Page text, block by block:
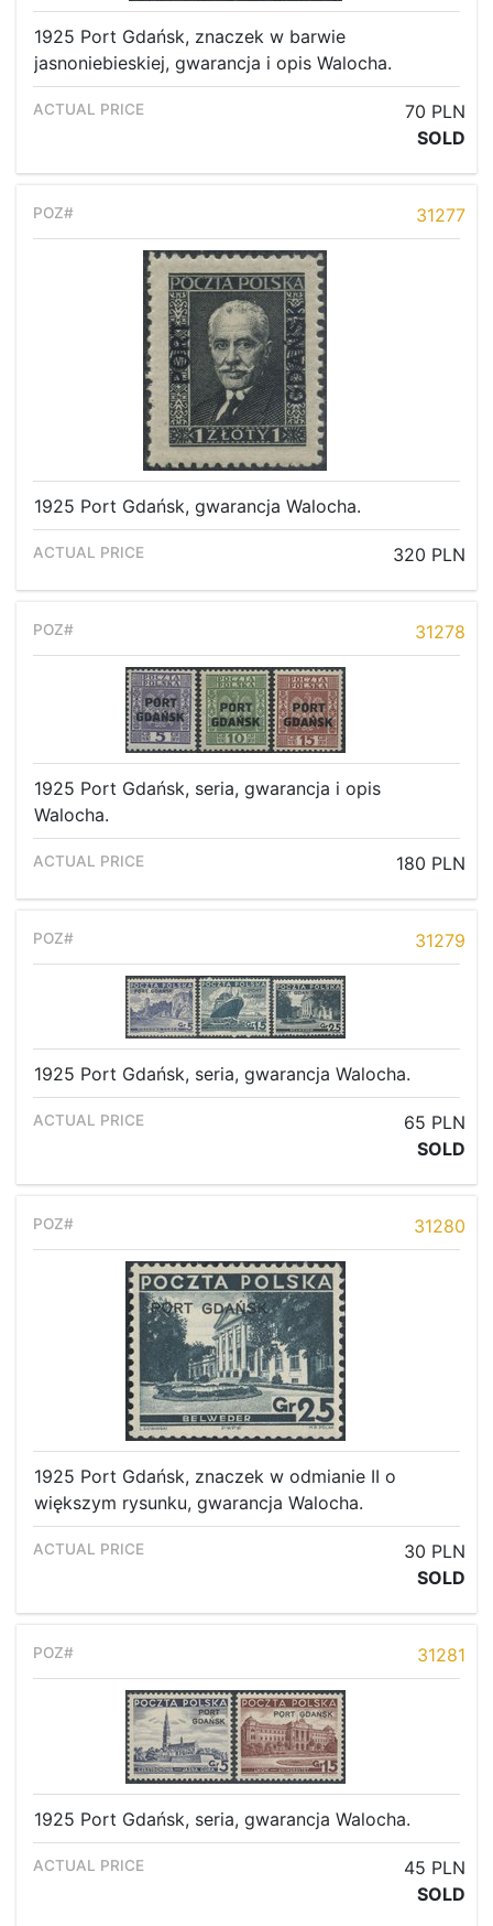
1925 Port Gdańsk, znaczek w barwie
jasnoniebieskiej, gwarancja i opis Walocha.
70 PLN
SOLD
31277
1925 Port Gdańsk, gwarancja Walocha.
320 PLN
31278
1925 Port Gdańsk, seria, gwarancja i opis
Walocha.
180 PLN
31279
1925 Port Gdańsk, seria, gwarancja Walocha.
65 PLN
SOLD
31280
1925 Port Gdańsk, znaczek w odmianie II o
większym rysunku, gwarancja Walocha.
30 PLN
SOLD
31281
1925 Port Gdańsk, seria, gwarancja Walocha.
45 PLN
SOLD